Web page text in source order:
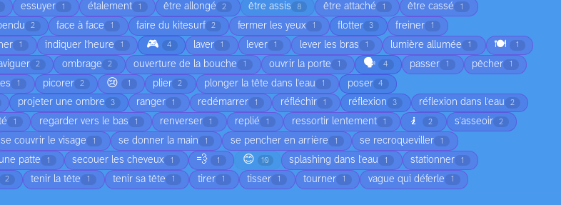
essuyer 1 étalement 1 être allongé 2 être assis 8 être attaché 1 être cassé 1
2 face à face 1 faire du kitesurf 2 fermer les yeux 1 flotter 3 freiner 1
1 indiquer l'heure 1 🎮 4 laver 1 lever 1 lever les bras 1 lumière allumée 1 🍽️ 1
2 ombrage 2 ouverture de la bouche 1 ouvrir la porte 1 🗣️ 4 passer 1 pêcher 1
1 picorer 2 😢 1 plier 2 plonger la tête dans l'eau 1 poser 4
projeter une ombre 3 ranger 1 redémarrer 1 réfléchir 1 réflexion 3 réflexion dans l'eau 2
1 regarder vers le bas 1 renverser 1 replié 1 ressortir lentement 1 🧎 2 s'asseoir 2
se couvrir le visage 1 se donner la main 1 se pencher en arrière 1 se recroqueviller 1
patte 1 secouer les cheveux 1 💨 1 😊 10 splashing dans l'eau 1 stationner 1
2 tenir la tête 1 tenir sa tête 1 tirer 1 tisser 1 tourner 1 vague qui déferle 1